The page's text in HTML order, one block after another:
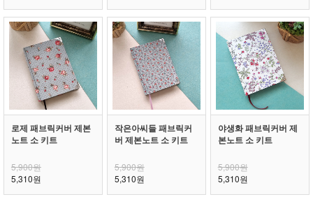
로제 패브릭커버 제본
노트 소 키트
5,900원
5,310원
작은아씨들 패브릭커
버 제본노트 소 키트
5,900원
5,310원
야생화 패브릭커버 제
본노트 소 키트
5,900원
5,310원